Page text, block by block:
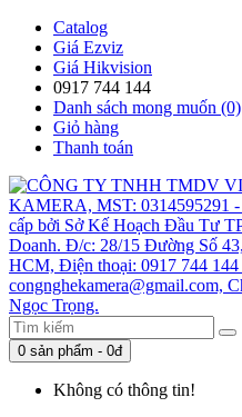
Catalog
Giá Ezviz
Giá Hikvision
0917 744 144
Danh sách mong muốn (0)
Giỏ hàng
Thanh toán
0 sản phẩm - 0đ
Không có thông tin!